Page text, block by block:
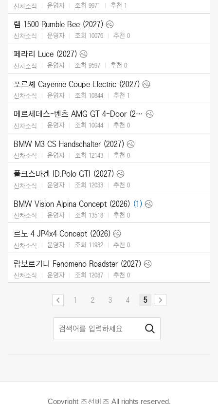
신차소식 운영자 조회 9971 추천 1
램 1500 Rumble Bee (2027)
신차소식 운영자 조회 10076 추천 0
페라리 Luce (2027)
신차소식 운영자 조회 9597 추천 0
포르셰 Cayenne Coupe Electric (2027)
신차소식 운영자 조회 10844 추천 1
메르세데스-벤츠 AMG GT 4-Door (2027)
신차소식 운영자 조회 10044 추천 0
BMW M3 CS Handschalter (2027)
신차소식 운영자 조회 12143 추천 0
폴크스바겐 ID.Polo GTI (2027)
신차소식 운영자 조회 12033 추천 0
BMW Vision Alpina Concept (2026) (1)
신차소식 운영자 조회 13518 추천 0
르노 4 JP4x4 Concept (2026)
신차소식 운영자 조회 11932 추천 0
람보르기니 Fenomeno Roadster (2027)
신차소식 운영자 조회 12087 추천 0
1 2 3 4 5
Copyright 조선비즈 All rights reserved.